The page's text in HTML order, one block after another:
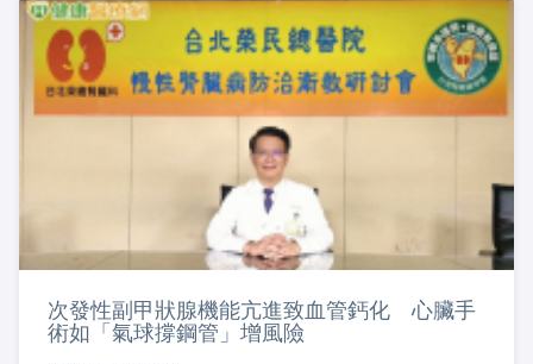
次發性副甲狀腺機能亢進致血管鈣化 心臟手
術如「氣球撐鋼管」增風險